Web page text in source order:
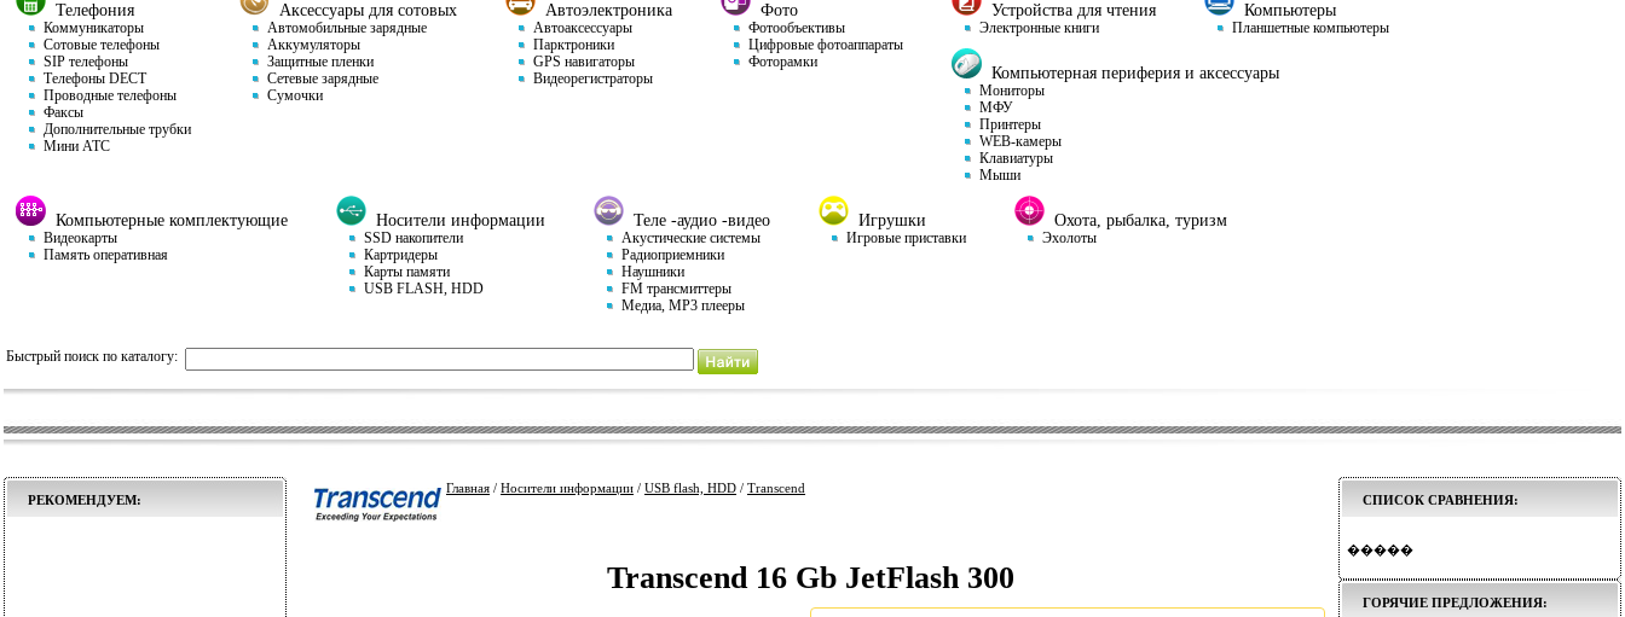
Телефония
Коммуникаторы
Сотовые телефоны
SIP телефоны
Телефоны DECT
Проводные телефоны
Факсы
Дополнительные трубки
Мини АТС
Аксессуары для сотовых
Автомобильные зарядные
Аккумуляторы
Защитные пленки
Сетевые зарядные
Сумочки
Автоэлектроника
Автоаксессуары
Парктроники
GPS навигаторы
Видеорегистраторы
Фото
Фотообъективы
Цифровые фотоаппараты
Фоторамки
Устройства для чтения
Электронные книги
Компьютеры
Планшетные компьютеры
Компьютерная периферия и аксессуары
Мониторы
МФУ
Принтеры
WEB-камеры
Клавиатуры
Мыши
Компьютерные комплектующие
Видеокарты
Память оперативная
Носители информации
SSD накопители
Картридеры
Карты памяти
USB FLASH, HDD
Теле -аудио -видео
Акустические системы
Радиоприемники
Наушники
FM трансмиттеры
Медиа, MP3 плееры
Игрушки
Игровые приставки
Охота, рыбалка, туризм
Эхолоты
Быстрый поиск по каталогу:
РЕКОМЕНДУЕМ:
Главная / Носители информации / USB flash, HDD / Transcend
Transcend 16 Gb JetFlash 300
СПИСОК СРАВНЕНИЯ:
�����
ГОРЯЧИЕ ПРЕДЛОЖЕНИЯ: